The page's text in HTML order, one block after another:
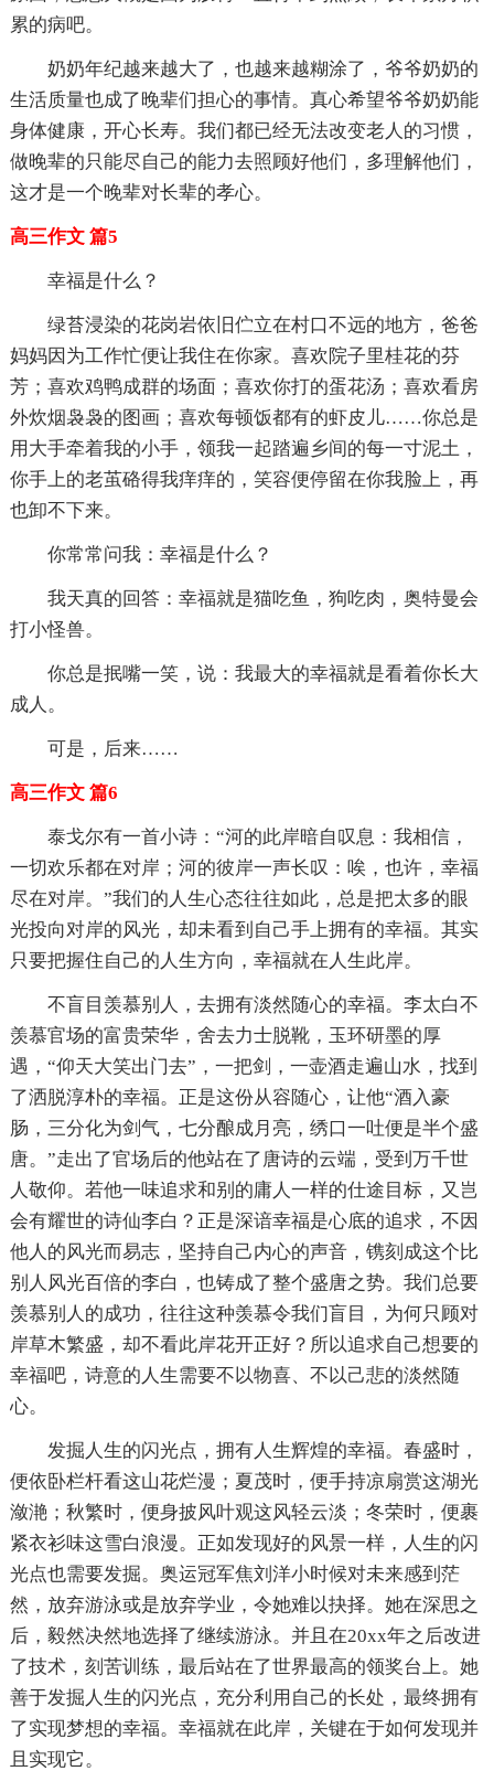
累的病吧。
奶奶年纪越来越大了，也越来越糊涂了，爷爷奶奶的
生活质量也成了晚辈们担心的事情。真心希望爷爷奶奶能
身体健康，开心长寿。我们都已经无法改变老人的习惯，
做晚辈的只能尽自己的能力去照顾好他们，多理解他们，
这才是一个晚辈对长辈的孝心。
高三作文 篇5
幸福是什么？
绿苔浸染的花岗岩依旧伫立在村口不远的地方，爸爸
妈妈因为工作忙便让我住在你家。喜欢院子里桂花的芬
芳；喜欢鸡鸭成群的场面；喜欢你打的蛋花汤；喜欢看房
外炊烟袅袅的图画；喜欢每顿饭都有的虾皮儿……你总是
用大手牵着我的小手，领我一起踏遍乡间的每一寸泥土，
你手上的老茧硌得我痒痒的，笑容便停留在你我脸上，再
也卸不下来。
你常常问我：幸福是什么？
我天真的回答：幸福就是猫吃鱼，狗吃肉，奥特曼会
打小怪兽。
你总是抿嘴一笑，说：我最大的幸福就是看着你长大
成人。
可是，后来……
高三作文 篇6
泰戈尔有一首小诗：“河的此岸暗自叹息：我相信，
一切欢乐都在对岸；河的彼岸一声长叹：唉，也许，幸福
尽在对岸。”我们的人生心态往往如此，总是把太多的眼
光投向对岸的风光，却未看到自己手上拥有的幸福。其实
只要把握住自己的人生方向，幸福就在人生此岸。
不盲目羡慕别人，去拥有淡然随心的幸福。李太白不
羡慕官场的富贵荣华，舍去力士脱靴，玉环研墨的厚
遇，“仰天大笑出门去”，一把剑，一壶酒走遍山水，找到
了洒脱淳朴的幸福。正是这份从容随心，让他“酒入豪
肠，三分化为剑气，七分酿成月亮，绣口一吐便是半个盛
唐。”走出了官场后的他站在了唐诗的云端，受到万千世
人敬仰。若他一味追求和别的庸人一样的仕途目标，又岂
会有耀世的诗仙李白？正是深谙幸福是心底的追求，不因
他人的风光而易志，坚持自己内心的声音，镌刻成这个比
别人风光百倍的李白，也铸成了整个盛唐之势。我们总要
羡慕别人的成功，往往这种羡慕令我们盲目，为何只顾对
岸草木繁盛，却不看此岸花开正好？所以追求自己想要的
幸福吧，诗意的人生需要不以物喜、不以己悲的淡然随
心。
发掘人生的闪光点，拥有人生辉煌的幸福。春盛时，
便依卧栏杆看这山花烂漫；夏茂时，便手持凉扇赏这湖光
潋滟；秋繁时，便身披风叶观这风轻云淡；冬荣时，便裹
紧衣衫味这雪白浪漫。正如发现好的风景一样，人生的闪
光点也需要发掘。奥运冠军焦刘洋小时候对未来感到茫
然，放弃游泳或是放弃学业，令她难以抉择。她在深思之
后，毅然决然地选择了继续游泳。并且在20xx年之后改进
了技术，刻苦训练，最后站在了世界最高的领奖台上。她
善于发掘人生的闪光点，充分利用自己的长处，最终拥有
了实现梦想的幸福。幸福就在此岸，关键在于如何发现并
且实现它。